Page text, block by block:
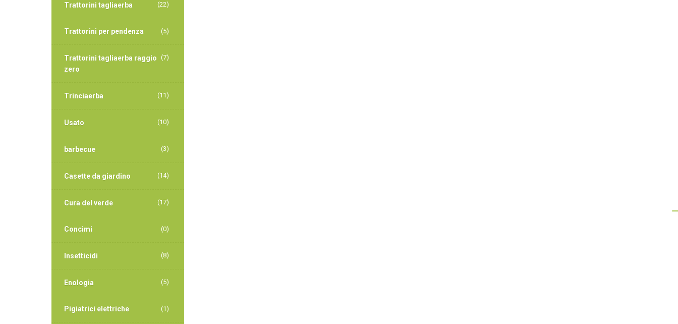
Trattorini tagliaerba (22)
Trattorini per pendenza (5)
Trattorini tagliaerba raggio
zero
(7)
Trinciaerba (11)
Usato (10)
barbecue (3)
Casette da giardino (14)
Cura del verde (17)
Concimi (0)
Insetticidi (8)
Enologia (5)
Pigiatrici elettriche (1)